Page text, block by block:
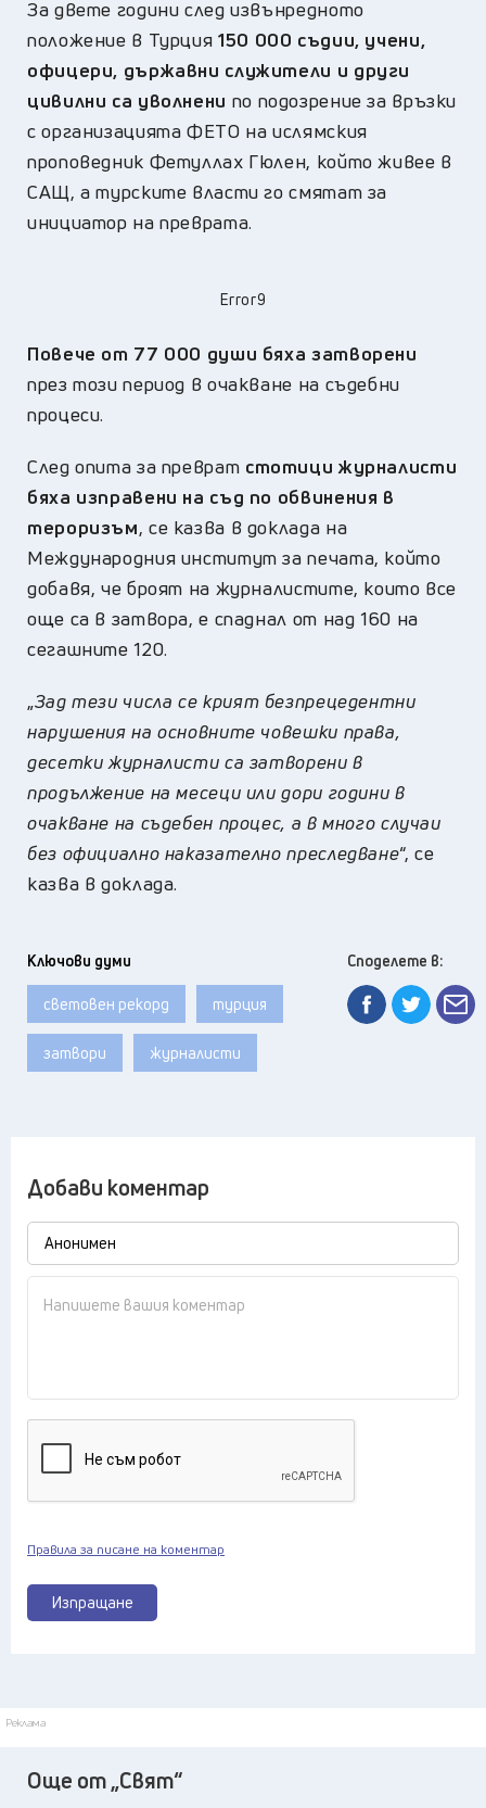
За двете години след извънредното
положение в Турция 150 000 съдии, учени,
офицери, държавни служители и други
цивилни са уволнени по подозрение за връзки
с организацията ФЕТО на ислямския
проповедник Фетуллах Гюлен, който живее в
САЩ, а турските власти го смятат за
инициатор на преврата.
Error9
Повече от 77 000 души бяха затворени
през този период в очакване на съдебни
процеси.
След опита за преврат стотици журналисти
бяха изправени на съд по обвинения в
тероризъм, се казва в доклада на
Международния институт за печата, който
добавя, че броят на журналистите, които все
още са в затвора, е спаднал от над 160 на
сегашните 120.
„Зад тези числа се крият безпрецедентни
нарушения на основните човешки права,
десетки журналисти са затворени в
продължение на месеци или дори години в
очакване на съдебен процес, а в много случаи
без официално наказателно преследване“, се
казва в доклада.
Ключови думи
световен рекорд турция
затвори журналисти
Споделете в:
Добави коментар
Изпращане
Правила за писане на коментар
Реклама
Още от „Свят“